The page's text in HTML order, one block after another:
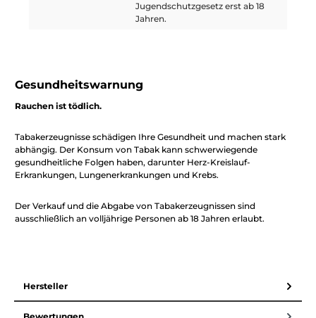
Jugendschutzgesetz erst ab 18
Jahren.
Gesundheitswarnung
Rauchen ist tödlich.
Tabakerzeugnisse schädigen Ihre Gesundheit und machen stark
abhängig. Der Konsum von Tabak kann schwerwiegende
gesundheitliche Folgen haben, darunter Herz-Kreislauf-
Erkrankungen, Lungenerkrankungen und Krebs.
Der Verkauf und die Abgabe von Tabakerzeugnissen sind
ausschließlich an volljährige Personen ab 18 Jahren erlaubt.
Hersteller